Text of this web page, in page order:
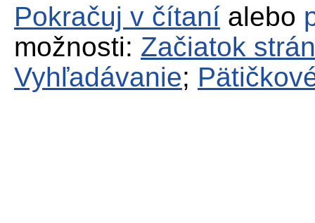
Pokračuj v čítaní alebo
možnosti: Začiatok
Vyhľadávanie;